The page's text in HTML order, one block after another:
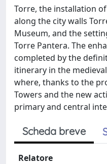
Torre, the installation
along the city walls
Museum, and the
Torre Pantera. The
completed by the
itinerary in the
where, thanks to the
Towers and the new
primary and central
Scheda breve
Relatore